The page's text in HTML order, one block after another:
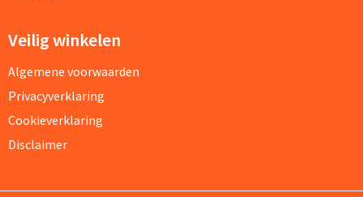
Veilig winkelen
Algemene voorwaarden
Privacyverklaring
Cookieverklaring
Disclaimer